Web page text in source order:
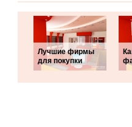
Лучшие фирмы
для покупки